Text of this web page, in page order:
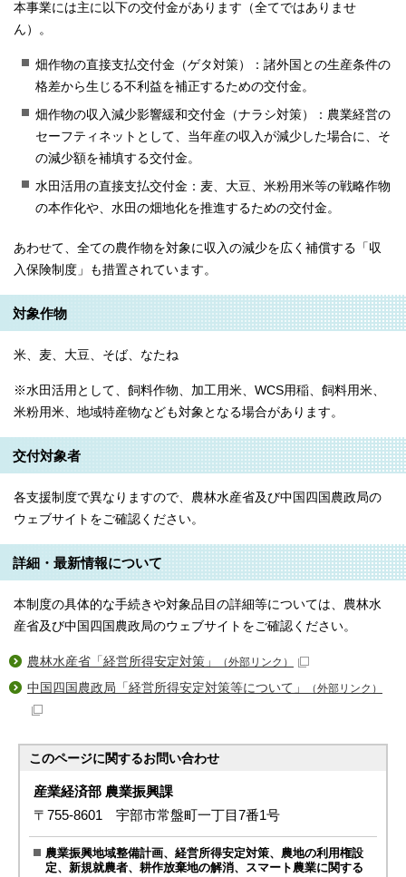
本事業には主に以下の交付金があります（全てではありませ
ん）。
畑作物の直接支払交付金（ゲタ対策）：諸外国との生産条件の
格差から生じる不利益を補正するための交付金。
畑作物の収入減少影響緩和交付金（ナラシ対策）：農業経営の
セーフティネットとして、当年産の収入が減少した場合に、そ
の減少額を補填する交付金。
水田活用の直接支払交付金：麦、大豆、米粉用米等の戦略作物
の本作化や、水田の畑地化を推進するための交付金。
あわせて、全ての農作物を対象に収入の減少を広く補償する「収
入保険制度」も措置されています。
対象作物
米、麦、大豆、そば、なたね
※水田活用として、飼料作物、加工用米、WCS用稲、飼料用米、
米粉用米、地域特産物なども対象となる場合があります。
交付対象者
各支援制度で異なりますので、農林水産省及び中国四国農政局の
ウェブサイトをご確認ください。
詳細・最新情報について
本制度の具体的な手続きや対象品目の詳細等については、農林水
産省及び中国四国農政局のウェブサイトをご確認ください。
農林水産省「経営所得安定対策」 （外部リンク）
中国四国農政局「経営所得安定対策等について」 （外部リンク）
このページに関するお問い合わせ
産業経済部 農業振興課
〒755-8601 宇部市常盤町一丁目7番1号
農業振興地域整備計画、経営所得安定対策、農地の利用権設
定、新規就農者、耕作放棄地の解消、スマート農業に関する